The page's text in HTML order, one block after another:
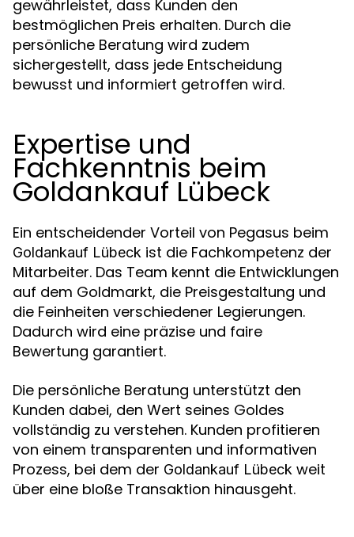
gewährleistet, dass Kunden den
bestmöglichen Preis erhalten. Durch die
persönliche Beratung wird zudem
sichergestellt, dass jede Entscheidung
bewusst und informiert getroffen wird.
Expertise und
Fachkenntnis beim
Goldankauf Lübeck
Ein entscheidender Vorteil von Pegasus beim
Goldankauf Lübeck ist die Fachkompetenz der
Mitarbeiter. Das Team kennt die Entwicklungen
auf dem Goldmarkt, die Preisgestaltung und
die Feinheiten verschiedener Legierungen.
Dadurch wird eine präzise und faire
Bewertung garantiert.
Die persönliche Beratung unterstützt den
Kunden dabei, den Wert seines Goldes
vollständig zu verstehen. Kunden profitieren
von einem transparenten und informativen
Prozess, bei dem der Goldankauf Lübeck weit
über eine bloße Transaktion hinausgeht.